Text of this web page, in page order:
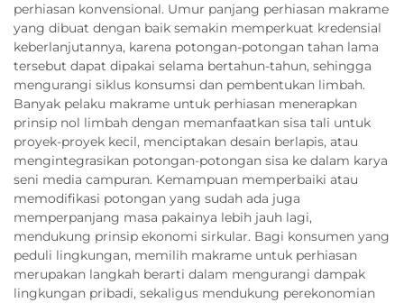
perhiasan konvensional. Umur panjang perhiasan makrame
yang dibuat dengan baik semakin memperkuat kredensial
keberlanjutannya, karena potongan-potongan tahan lama
tersebut dapat dipakai selama bertahun-tahun, sehingga
mengurangi siklus konsumsi dan pembentukan limbah.
Banyak pelaku makrame untuk perhiasan menerapkan
prinsip nol limbah dengan memanfaatkan sisa tali untuk
proyek-proyek kecil, menciptakan desain berlapis, atau
mengintegrasikan potongan-potongan sisa ke dalam karya
seni media campuran. Kemampuan memperbaiki atau
memodifikasi potongan yang sudah ada juga
memperpanjang masa pakainya lebih jauh lagi,
mendukung prinsip ekonomi sirkular. Bagi konsumen yang
peduli lingkungan, memilih makrame untuk perhiasan
merupakan langkah berarti dalam mengurangi dampak
lingkungan pribadi, sekaligus mendukung perekonomian